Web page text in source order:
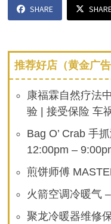
SHARE
推荐好店（黄金广告
康福霖自然疗法
验 | 接受保险 车
Bag O’ Crab 手
12:00pm –
煎饼师傅
火箭空调冷暖气
聚龙冷暖器维修